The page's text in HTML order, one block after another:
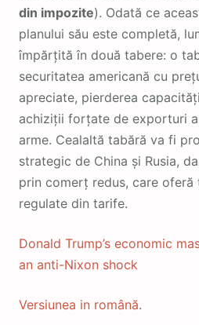
din impozite). Odată ce
planului său este completă,
împărțită în două tabere: o
securitatea americană cu
apreciate, pierderea
achiziții forțate de exporturi
arme. Cealaltă tabără va fi
strategic de China și Rusia,
prin comerț redus, care oferă
regulate din tarife.
Donald Trump’s economic
an anti-Nixon shock
Versiunea in română.